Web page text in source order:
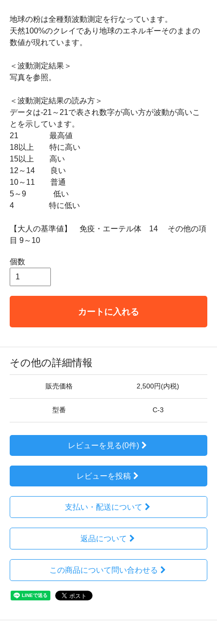
地球の粉は全種類波動測定を行なっています。
天然100%のクレイであり地球のエネルギーそのままの
数値が現れています。
＜波動測定結果＞
写真を参照。
＜波動測定結果の読み方＞
データは-21～21で表され数字が高い方が波動が高いこ
とを示しています。
21 最高値
18以上 特に高い
15以上 高い
12～14 良い
10～11 普通
5～9 低い
4 特に低い
【大人の基準値】 免疫・エーテル体 14 その他の項
目 9～10
個数
カートに入れる
その他の詳細情報
販売価格 2,500円(内税)
型番 C-3
レビューを見る(0件)
レビューを投稿
支払い・配送について
返品について
この商品について問い合わせる